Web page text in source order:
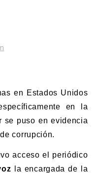
en Estados Unidos
en la
se puso en evidencia
corrupción.
acceso el periódico
la encargada de la